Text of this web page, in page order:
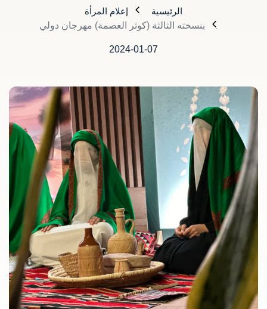
الرئيسية
إعلام المرأة
بنسخته الثالثة (كوثر العصمة) مهرجان دولي
2024-01-07